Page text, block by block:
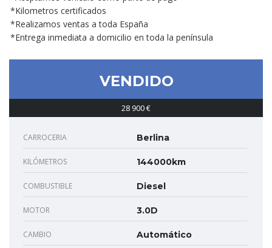
*Kilometros certificados
*Realizamos ventas a toda España
*Entrega inmediata a domicilio en toda la península
VENDIDO
28 900 €
CARROCERIA Berlina
KILÓMETROS 144000km
COMBUSTIBLE Diesel
MOTOR 3.0D
CAMBIO Automático